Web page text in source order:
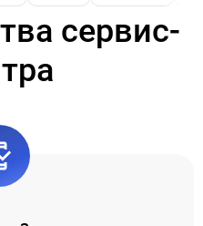
сервис-